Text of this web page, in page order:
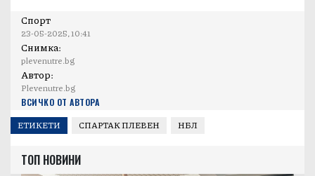
Спорт
23-05-2025, 10:41
Снимка:
plevenutre.bg
Автор:
Plevenutre.bg
ВСИЧКО ОТ АВТОРА
ЕТИКЕТИ СПАРТАК ПЛЕВЕН НБЛ
ТОП НОВИНИ